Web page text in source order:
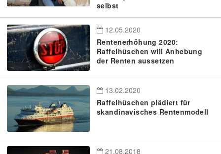
selbst
12.05.2020
Rentenerhöhung 2020:
Raffelhüschen will Anhebung
der Renten aussetzen
13.02.2020
Raffelhüschen plädiert für
skandinavisches Rentenmodell
21.08.2018